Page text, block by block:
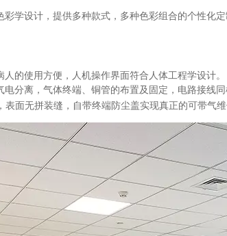
设计，提供多种款式，多种色彩组合的个性化定
使用方便，人机操作界面符合人体工程学设计。
离，气体终端、铜管的布置及固定，电路接线同
无拼装缝，自带终端防尘盖实现真正的可带气维